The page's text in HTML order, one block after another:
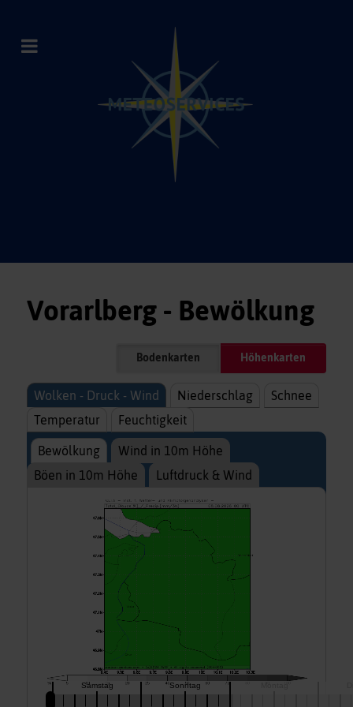
Vorarlberg - Bewölkung
Bodenkarten Höhenkarten
Wolken - Druck - Wind Niederschlag
Schnee
Temperatur
Feuchtigkeit
Bewölkung
Wind in 10m Höhe
Böen in 10m Höhe
Luftdruck & Wind